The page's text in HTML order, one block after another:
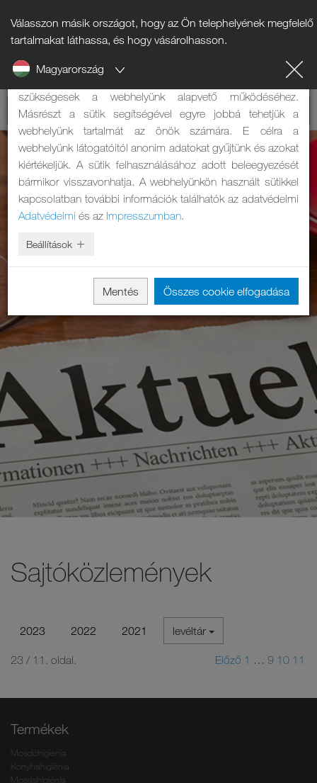
Válasszon másik országot, hogy az Ön telephelyének megfelelő
tartalmakat láthassa, és hogy vásárolhasson.
Magyarország
Sajtóközlemények
2023 2022 2021 levéltár
23 / 11. oldal. Előző 1 … 9 10 11
Termékek
Mosdóhigiénia
Konyhahigiénia
Mosáshigiénia
Tájékoztató a sütikről
A weboldalunk sütiket használ. Két feladatuk van: Egyrészt
szükségesek a webhelyünk alapvető működéséhez.
Másrészt a sütik segítségével egyre jobbá tehetjük a
webhelyünk tartalmát az önök számára. E célra a
webhelyünk látogatóitól anonim adatokat gyűjtünk és azokat
kiértékeljük. A sütik felhasználásához adott beleegyezését
bármikor visszavonhatja. A webhelyünkön használt sütikkel
kapcsolatban további információk találhatók az adatvédelmi
Adatvédelmi és az Impresszumban.
Beállítások
Mentés Összes cookie elfogadása